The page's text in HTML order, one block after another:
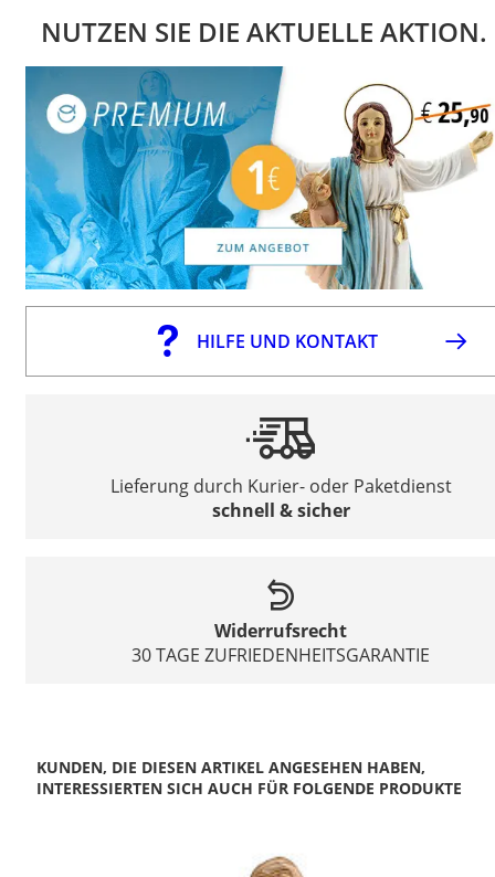
NUTZEN SIE DIE AKTUELLE AKTION.
HILFE UND KONTAKT
Lieferung durch Kurier- oder Paketdienst
schnell & sicher
Widerrufsrecht
30 TAGE ZUFRIEDENHEITSGARANTIE
KUNDEN, DIE DIESEN ARTIKEL ANGESEHEN HABEN,
INTERESSIERTEN SICH AUCH FÜR FOLGENDE PRODUKTE